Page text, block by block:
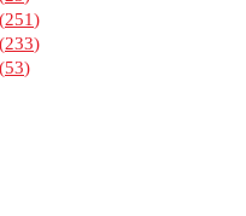
251
233
53